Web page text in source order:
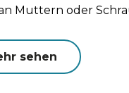
Muttern oder
kann.
Sichtbarkeit.
sehen